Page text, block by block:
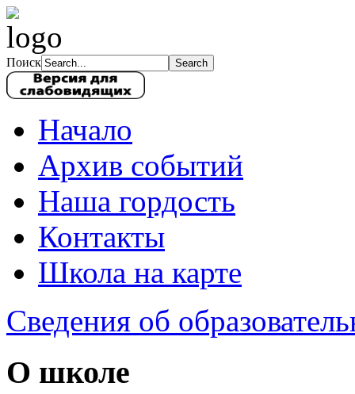
Поиск
Начало
Архив событий
Наша гордость
Контакты
Школа на карте
Сведения об
О школе